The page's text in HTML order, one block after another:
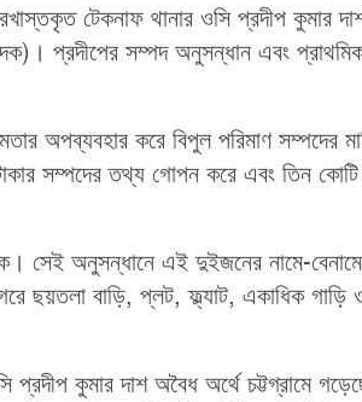
টেকনাফ থানার ওসি প্রদীপ কুমার
প্রদীপের সম্পদ অনুসন্ধান এবং
অপব্যবহার করে বিপুল পরিমাণ সম্পদের
সম্পদের তথ্য গোপন করে এবং তিন
সেই অনুসন্ধানে এই দুইজনের নামে-বেনামে
ছয়তলা বাড়ি, প্লট, ফ্ল্যাট, একাধিক গাড়ি
কুমার দাশ অবৈধ অর্থে চট্টগ্রামে